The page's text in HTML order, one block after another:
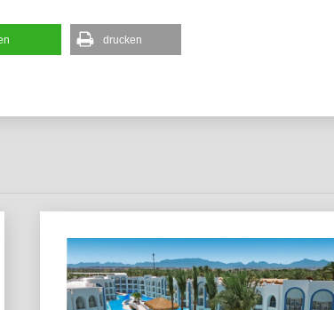
drucken